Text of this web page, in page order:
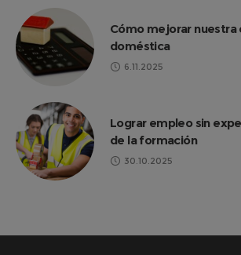
Cómo mejorar nuestra
doméstica
6.11.2025
Lograr empleo sin
de la formación
30.10.2025